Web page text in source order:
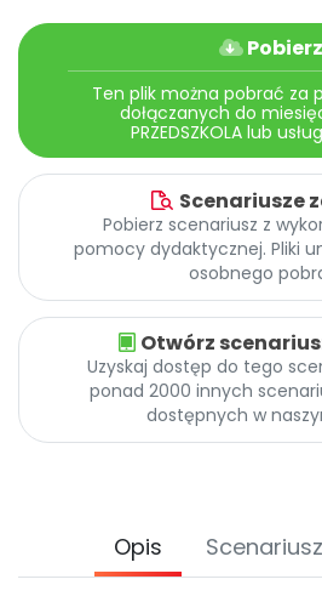
Pobierz
Ten plik można pobrać za
dołączanych do
PRZEDSZKOLA lub
Scenariusze
Pobierz scenariusz z
pomocy dydaktycznej. Pliki
osobnego
Otwórz
Uzyskaj dostęp do tego
ponad 2000 innych
dostępnych w
Opis